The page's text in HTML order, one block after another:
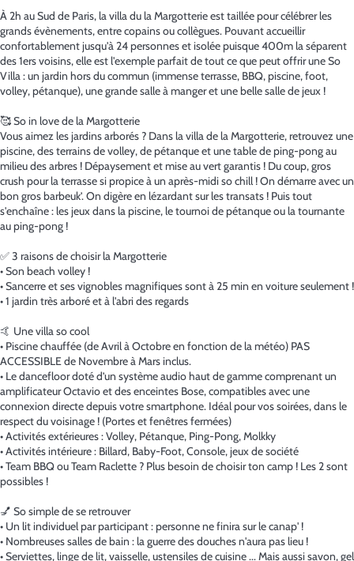
À 2h au Sud de Paris, la villa du la Margotterie est taillée pour célébrer les
grands évènements, entre copains ou collègues. Pouvant accueillir
confortablement jusqu'à 24 personnes et isolée puisque 400m la séparent
des 1ers voisins, elle est l'exemple parfait de tout ce que peut offrir une So
Villa : un jardin hors du commun (immense terrasse, BBQ, piscine, foot,
volley, pétanque), une grande salle à manger et une belle salle de jeux !
🥰 So in love de la Margotterie
Vous aimez les jardins arborés ? Dans la villa de la Margotterie, retrouvez une
piscine, des terrains de volley, de pétanque et une table de ping-pong au
milieu des arbres ! Dépaysement et mise au vert garantis ! Du coup, gros
crush pour la terrasse si propice à un après-midi so chill ! On démarre avec un
bon gros barbeuk’. On digère en lézardant sur les transats ! Puis tout
s'enchaîne : les jeux dans la piscine, le tournoi de pétanque ou la tournante
au ping-pong !
✅ 3 raisons de choisir la Margotterie
• Son beach volley !
• Sancerre et ses vignobles magnifiques sont à 25 min en voiture seulement !
• 1 jardin très arboré et à l'abri des regards
🤙 Une villa so cool
• Piscine chauffée (de Avril à Octobre en fonction de la météo) PAS
ACCESSIBLE de Novembre à Mars inclus.
• Le dancefloor doté d’un système audio haut de gamme comprenant un
amplificateur Octavio et des enceintes Bose, compatibles avec une
connexion directe depuis votre smartphone. Idéal pour vos soirées, dans le
respect du voisinage ! (Portes et fenêtres fermées)
• Activités extérieures : Volley, Pétanque, Ping-Pong, Molkky
• Activités intérieure : Billard, Baby-Foot, Console, jeux de société
• Team BBQ ou Team Raclette ? Plus besoin de choisir ton camp ! Les 2 sont
possibles !
💅 So simple de se retrouver
• Un lit individuel par participant : personne ne finira sur le canap' !
• Nombreuses salles de bain : la guerre des douches n'aura pas lieu !
• Serviettes, linge de lit, vaisselle, ustensiles de cuisine ... Mais aussi savon, gel